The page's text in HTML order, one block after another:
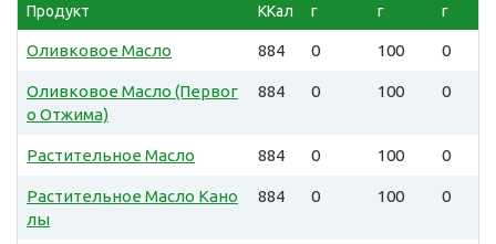
Продукт ККал г г г
Оливковое Масло 884 0 100 0
Оливковое Масло (Первог
о Отжима)
884 0 100 0
Растительное Масло 884 0 100 0
Растительное Масло Кано
лы
884 0 100 0